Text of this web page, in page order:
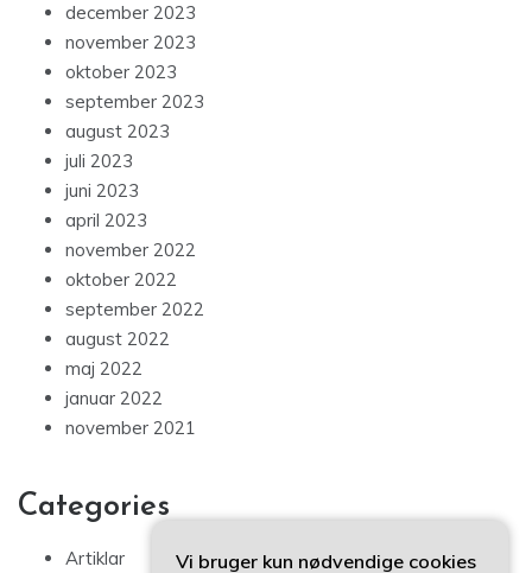
december 2023
november 2023
oktober 2023
september 2023
august 2023
juli 2023
juni 2023
april 2023
november 2022
oktober 2022
september 2022
august 2022
maj 2022
januar 2022
november 2021
Categories
Artiklar Vi bruger kun nødvendige cookies